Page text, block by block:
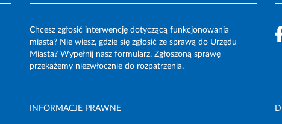
Chcesz zgłosić interwencję dotyczącą funkcjonowania
miasta? Nie wiesz, gdzie się zgłosić ze sprawą do Urzędu
Miasta? Wypełnij nasz formularz. Zgłoszoną sprawę
przekażemy niezwłocznie do rozpatrzenia.
INFORMACJE PRAWNE